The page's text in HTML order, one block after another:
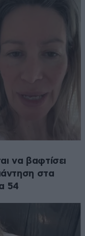
να βαφτίσει
στα
54